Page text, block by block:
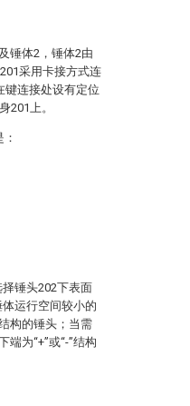
锤体2，锤体2由
采用卡接方式连
键连接处设有定位
201上。
锤头202下表面
运行空间较小的
构的锤头；当需
为“+”或“-”结构